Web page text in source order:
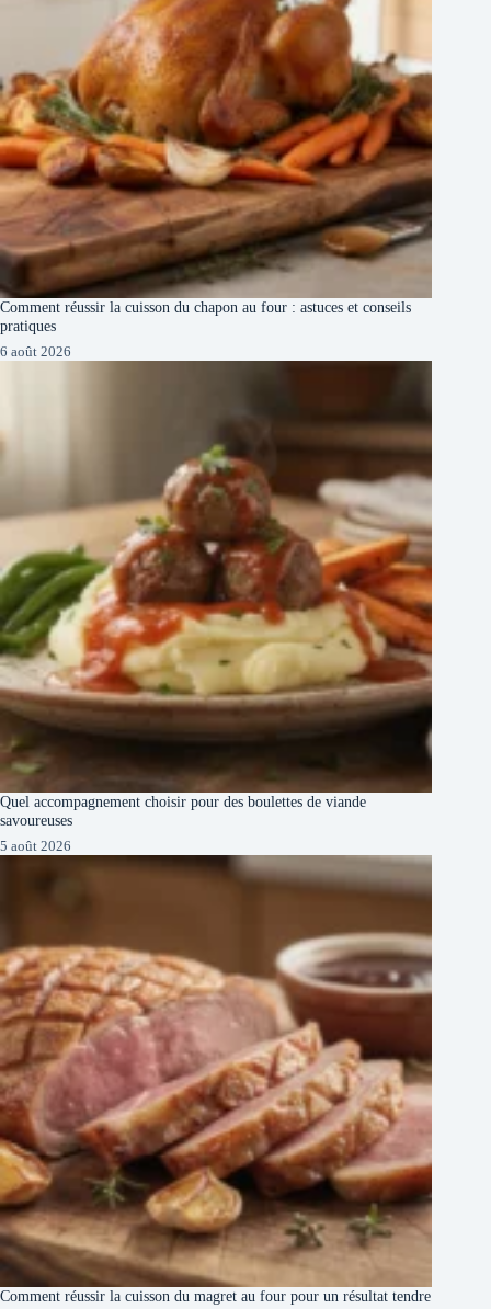
Comment réussir la cuisson du chapon au four : astuces et conseils
pratiques
6 août 2026
Quel accompagnement choisir pour des boulettes de viande
savoureuses
5 août 2026
Comment réussir la cuisson du magret au four pour un résultat tendre